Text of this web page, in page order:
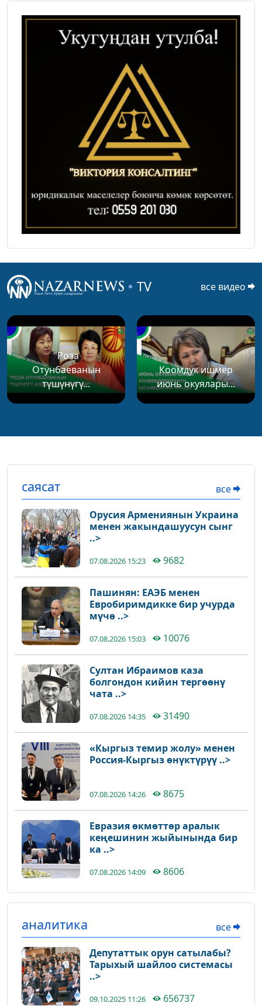
TV все видео
"Роза
Отунбаеванын
түшүнүгү...
Коомдук ишмер
июнь окуялары...
саясат
все
Орусия Армениянын Украина
менен жакындашуусун сынг
..>
07.08.2026 15:23 9682
Пашинян: ЕАЭБ менен
Евробиримдикке бир учурда
мүчө ..>
07.08.2026 15:03 10076
Султан Ибраимов каза
болгондон кийин тергөөнү
чата ..>
07.08.2026 14:35 31490
«Кыргыз темир жолу» менен
Россия-Кыргыз өнүктүрүү ..>
07.08.2026 14:26 8675
Евразия өкмөттөр аралык
кеңешинин жыйынында бир
ка ..>
07.08.2026 14:09 8606
аналитика
все
Депутаттык орун сатылабы?
Тарыхый шайлоо системасы
..>
09.10.2025 11:26 656737